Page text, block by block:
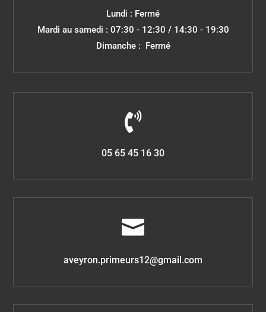
Lundi : Fermé
Mardi au samedi : 07:30 - 12:30 / 14:30 - 19:30
Dimanche : Fermé

05 65 45 16 30

aveyron.primeurs12@gmail.com